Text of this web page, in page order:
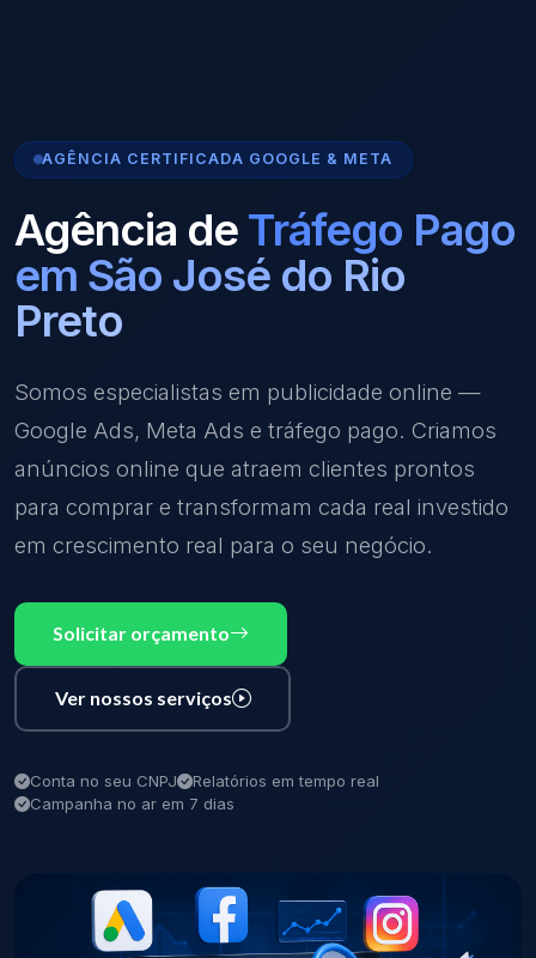
AGÊNCIA CERTIFICADA GOOGLE & META
Agência de Tráfego Pago
em São José do Rio
Preto
Somos especialistas em publicidade online —
Google Ads, Meta Ads e tráfego pago. Criamos
anúncios online que atraem clientes prontos
para comprar e transformam cada real investido
em crescimento real para o seu negócio.
Solicitar orçamento
Ver nossos serviços
Conta no seu CNPJ
Relatórios em tempo real
Campanha no ar em 7 dias